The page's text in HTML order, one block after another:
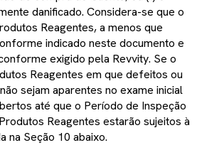
danificado. Considera-se que o
Reagentes, a menos que
indicado neste documento e
exigido pela Revvity. Se o
Reagentes em que defeitos ou
sejam aparentes no exame inicial
até que o Período de Inspeção
Reagentes estarão sujeitos à
na Seção 10 abaixo.